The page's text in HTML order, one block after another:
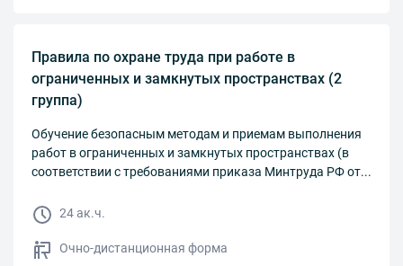
Правила по охране труда при работе в
ограниченных и замкнутых пространствах (2
группа)
Обучение безопасным методам и приемам выполнения
работ в ограниченных и замкнутых пространствах (в
соответствии с требованиями приказа Минтруда РФ от...
24 ак.ч.
Очно-дистанционная форма